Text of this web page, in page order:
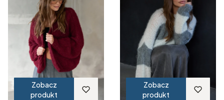
Zobacz
produkt
Zobacz
produkt